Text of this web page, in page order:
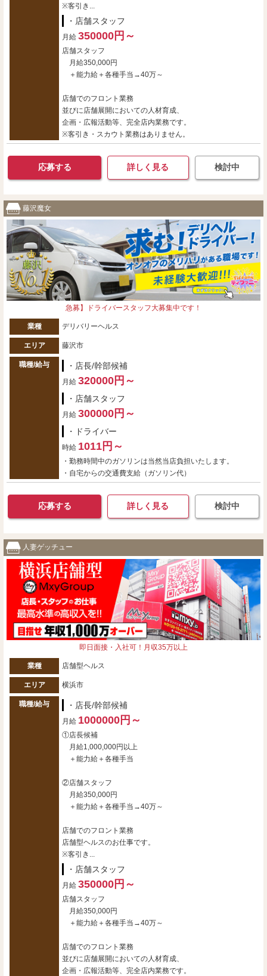
※客引き...
・店舗スタッフ
月給 350000円～
店舗スタッフ
月給350,000円
＋能力給＋各種手当→40万～
店舗でのフロント業務
並びに店舗展開においての人材育成、
企画・広報活動等、完全店内業務です。
※客引き・スカウト業務はありません。
応募する 詳しく見る 検討中
藤沢魔女
急募】ドライバースタッフ大募集中です！
業種 デリバリーヘルス
エリア 藤沢市
職種/給与 ・店長/幹部候補
月給 320000円～
・店舗スタッフ
月給 300000円～
・ドライバー
時給 1011円～
・勤務時間中のガソリンは当然当店負担いたします。
・自宅からの交通費支給（ガソリン代）
応募する 詳しく見る 検討中
人妻ゲッチュー
即日面接・入社可！月収35万以上
業種 店舗型ヘルス
エリア 横浜市
職種/給与 ・店長/幹部候補
月給 1000000円～
①店長候補
月給1,000,000円以上
＋能力給＋各種手当
②店舗スタッフ
月給350,000円
＋能力給＋各種手当→40万～
店舗でのフロント業務
店舗型ヘルスのお仕事です。
※客引き...
・店舗スタッフ
月給 350000円～
店舗スタッフ
月給350,000円
＋能力給＋各種手当→40万～
店舗でのフロント業務
並びに店舗展開においての人材育成、
企画・広報活動等、完全店内業務です。